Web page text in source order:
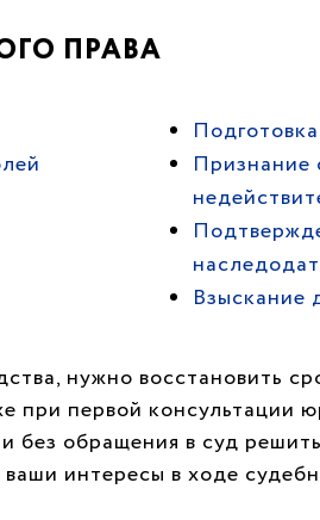
ПРАВА
Признание
Взыскание
нужно восстановить
первой консультации
без обращения в суд
интересы в ходе